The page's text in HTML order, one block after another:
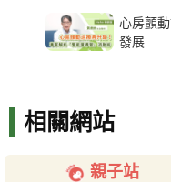
心房顫
發展
相關網站
親子站